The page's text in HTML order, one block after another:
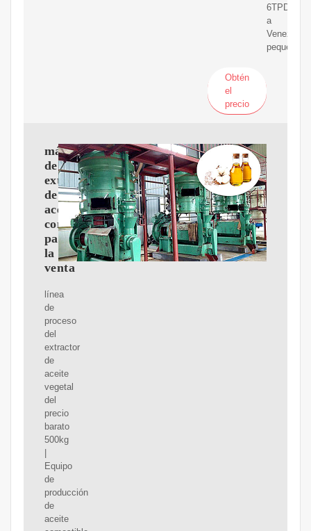
6TPD
a
Venezuela,
pequeña.
Obtén
el
precio
máquina
de
extracción
de
aceite
comestible
para
la
venta
línea
de
proceso
del
extractor
de
aceite
vegetal
del
precio
barato
500kg
Equipo
de
producción
de
aceite